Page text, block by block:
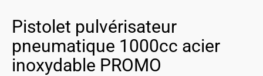
Pistolet pulvérisateur
pneumatique 1000cc acier
inoxydable PROMO